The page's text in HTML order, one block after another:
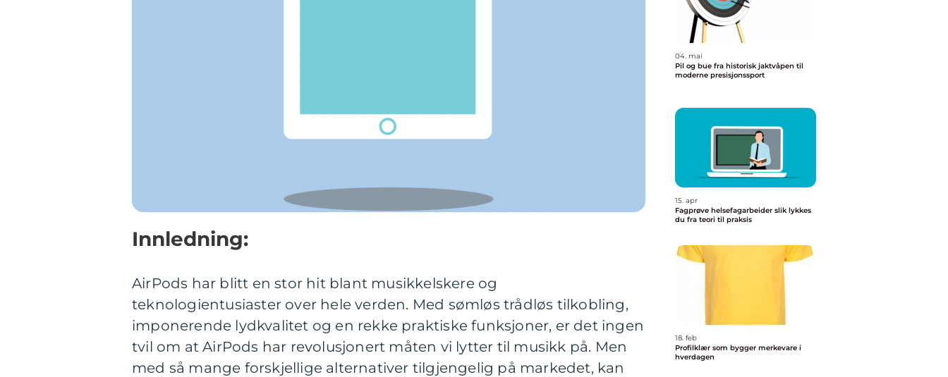
Innledning:
AirPods har blitt en stor hit blant musikkelskere og
teknologientusiaster over hele verden. Med sømløs trådløs tilkobling,
imponerende lydkvalitet og en rekke praktiske funksjoner, er det ingen
tvil om at AirPods har revolusjonert måten vi lytter til musikk på. Men
med så mange forskjellige alternativer tilgjengelig på markedet, kan
04. mai
Pil og bue fra historisk jaktvåpen til
moderne presisjonssport
15. apr
Fagprøve helsefagarbeider slik lykkes
du fra teori til praksis
18. feb
Profilklær som bygger merkevare i
hverdagen